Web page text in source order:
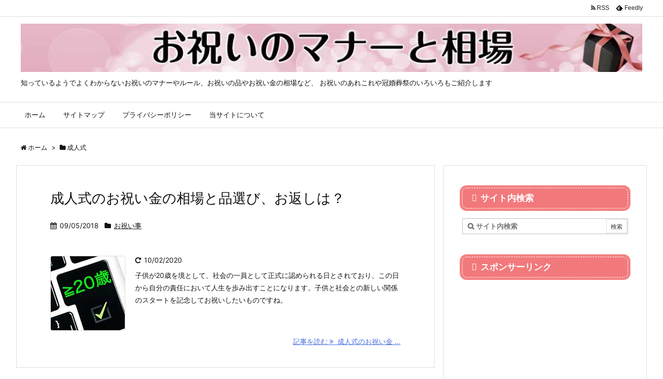
知っているようでよくわからないお祝いのマナーやルール、お祝いの品やお祝い金の相場など、 お祝いのあれこれや冠婚葬祭のいろいろもご紹介します
ホーム サイトマップ プライバシーポリシー 当サイトについて
RSS Feedly
ホーム > 成人式
成人式のお祝い金の相場と品選び、お返しは？
09/05/2018 お祝い事
10/02/2020
子供が20歳を境として、社会の一員として正式に認められる日とされており、この日
から自分の責任において人生を歩み出すことになります。子供と社会との新しい関係
のスタートを記念してお祝いしたいものですね。
記事を読む 成人式のお祝い金 ...
サイト内検索
スポンサーリンク